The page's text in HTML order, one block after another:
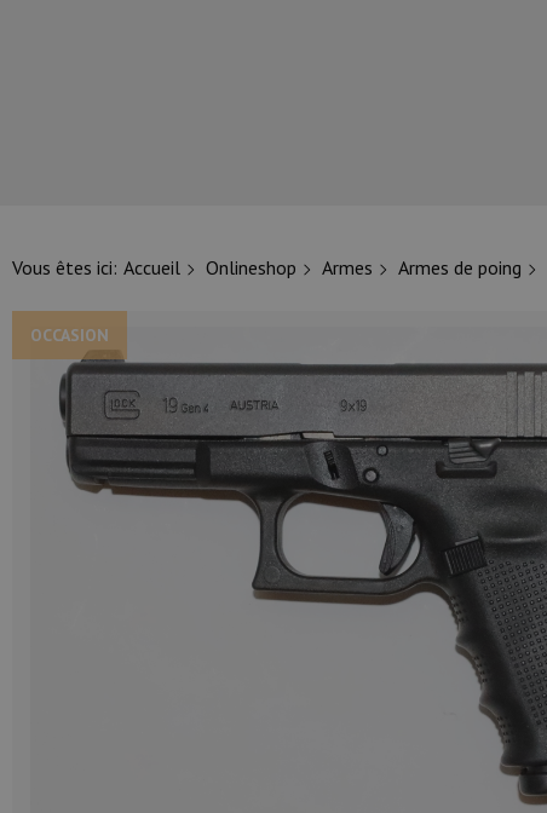
Vous êtes ici: Accueil Onlineshop Armes Armes de poing
OCCASION
NOS CATÉGORIES PRINCIPALES